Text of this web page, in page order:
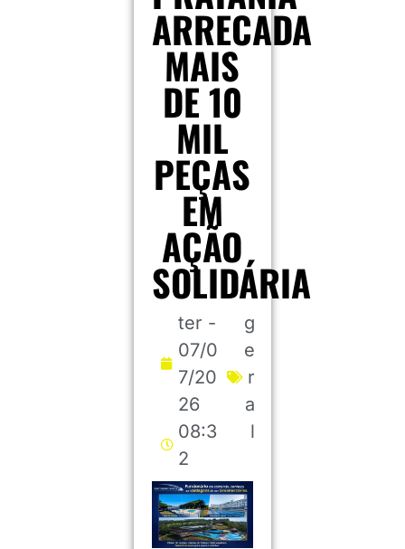
ARRECADA
MAIS
DE 10
MIL
PEÇAS
EM
AÇÃO
SOLIDÁRIA
ter -
07/0
7/20
26
08:3
2
g
e
r
a
l